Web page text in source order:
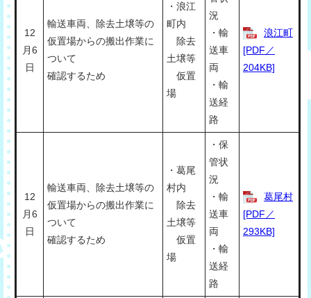
12
月6
日
輸送車両、除去土壌等の
仮置場からの搬出作業に
ついて
確認するため
・浪江
町内
除去
土壌等
仮置
場
況
・輸
送車
両
・輸
送経
路
浪江町
[PDF／
204KB]
12
月6
日
輸送車両、除去土壌等の
仮置場からの搬出作業に
ついて
確認するため
・葛尾
村内
除去
土壌等
仮置
場
・保
管状
況
・輸
送車
両
・輸
送経
路
葛尾村
[PDF／
293KB]